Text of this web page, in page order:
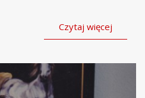
Czytaj więcej